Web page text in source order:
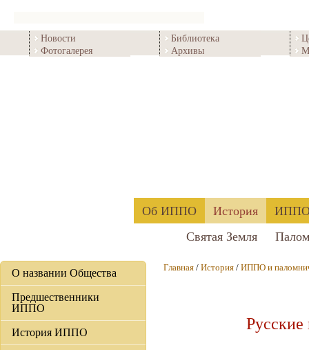
Новости
Фотогалерея
Библиотека
Архивы
Об ИППО История
ИППО
Святая Земля
О названии Общества
Предшественники
ИППО
История ИППО
Главная / История / ИППО и